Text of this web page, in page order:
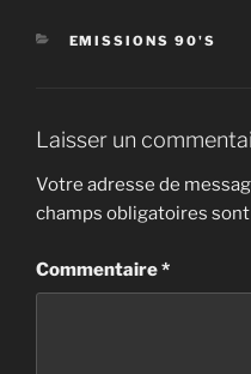
CATÉGORIES
EMISSIONS 90'S
Laisser un
Votre adresse de
champs obligatoires
Commentaire*